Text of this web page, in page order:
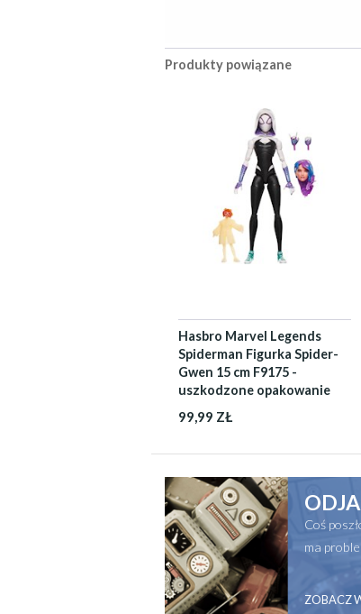
Produkty powiązane
Hasbro Marvel Legends
Spiderman Figurka Spider-
Gwen 15 cm F9175 -
uszkodzone opakowanie
99,99 ZŁ
Coś
ma
ZOBACZ